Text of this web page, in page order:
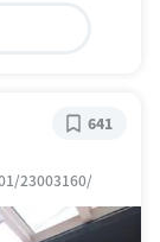
23003160/
641